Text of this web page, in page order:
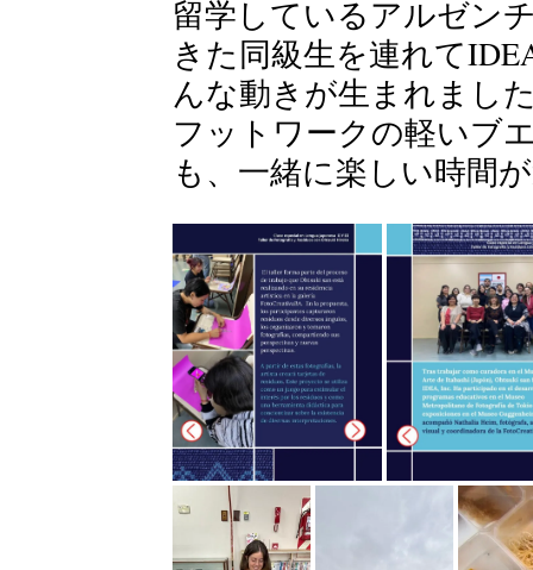
留学しているアルゼン
きた同級生を連れて
んな動きが生まれまし
フットワークの軽いブ
も、一緒に楽しい時間